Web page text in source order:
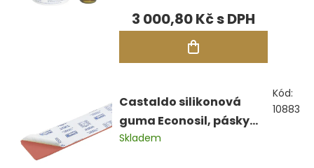
3 000,80 Kč
Castaldo silikonová
guma Econosil, pásky
2,27 kg
Skladem
Kód:
10883